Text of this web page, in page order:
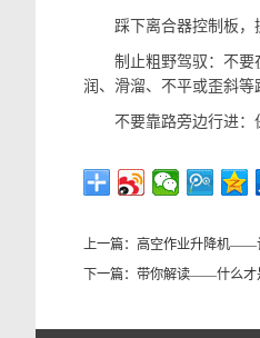
踩下离合器控制板，操
制止粗野驾驭：不要在
润、滑溜、不平或歪斜等
不要靠路旁边行进：保
上一篇： 高空作业升降机——
下一篇： 带你解读——什么才